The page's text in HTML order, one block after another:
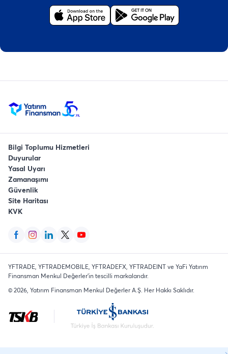
Bilgi Toplumu Hizmetleri
Duyurular
Yasal Uyarı
Zamanaşımı
Güvenlik
Site Haritası
KVK
YFTRADE, YFTRADEMOBILE, YFTRADEFX, YFTRADEINT ve YaFi Yatırım
Finansman Menkul Değerler'in tescilli markalarıdır.
©2026 , Yatırım Finansman Menkul Değerler A.Ş. Her Hakkı Saklıdır.